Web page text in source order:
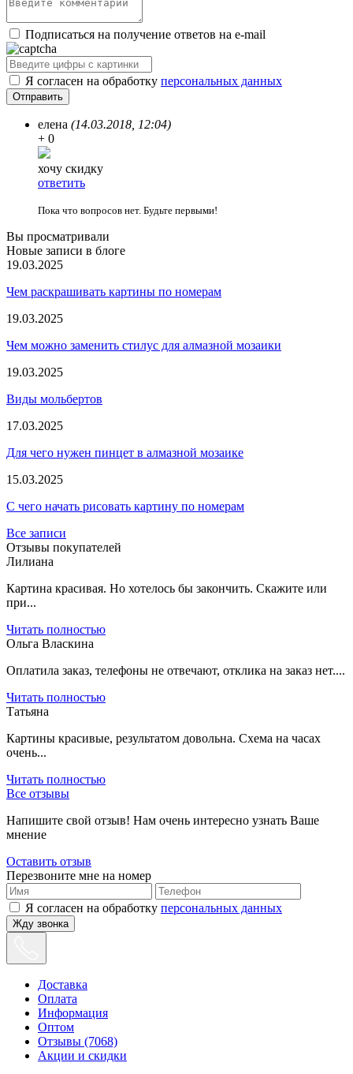
Подписаться на получение ответов на e-mail
Я согласен на обработку персональных данных
елена (14.03.2018, 12:04)
+ 0
хочу скидку
ответить
Пока что вопросов нет. Будьте первыми!
Вы просматривали
Новые записи в блоге
19.03.2025
Чем раскрашивать картины по номерам
19.03.2025
Чем можно заменить стилус для алмазной мозаики
19.03.2025
Виды мольбертов
17.03.2025
Для чего нужен пинцет в алмазной мозаике
15.03.2025
С чего начать рисовать картину по номерам
Все записи
Отзывы покупателей
Лилиана
Картина красивая. Но хотелось бы закончить. Скажите или
при...
Читать полностью
Ольга Власкина
Оплатила заказ, телефоны не отвечают, отклика на заказ нет....
Читать полностью
Татьяна
Картины красивые, результатом довольна. Схема на часах
очень...
Читать полностью
Все отзывы
Напишите свой отзыв! Нам очень интересно узнать Ваше
мнение
Оставить отзыв
Перезвоните мне на номер
Я согласен на обработку персональных данных
Жду звонка
Доставка
Оплата
Информация
Оптом
Отзывы (7068)
Акции и скидки